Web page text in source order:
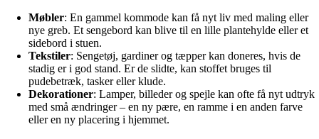
Møbler: En gammel kommode kan få nyt liv med maling eller
nye greb. Et sengebord kan blive til en lille plantehylde eller et
sidebord i stuen.
Tekstiler: Sengetøj, gardiner og tæpper kan doneres, hvis de
stadig er i god stand. Er de slidte, kan stoffet bruges til
pudebetræk, tasker eller klude.
Dekorationer: Lamper, billeder og spejle kan ofte få nyt udtryk
med små ændringer – en ny pære, en ramme i en anden farve
eller en ny placering i hjemmet.